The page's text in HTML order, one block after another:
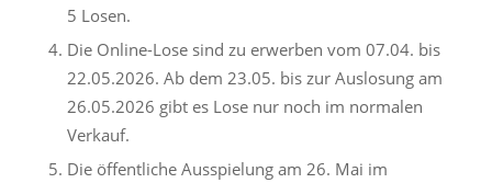
5 Losen.
Die Online-Lose sind zu erwerben vom 07.04. bis
22.05.2026. Ab dem 23.05. bis zur Auslosung am
26.05.2026 gibt es Lose nur noch im normalen
Verkauf.
Die öffentliche Ausspielung am 26. Mai im